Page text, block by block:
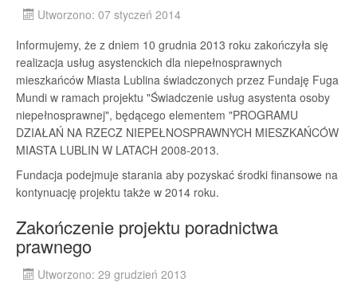
Utworzono: 07 styczeń 2014
Informujemy, że z dniem 10 grudnia 2013 roku zakończyła się
realizacja usług asystenckich dla niepełnosprawnych
mieszkańców Miasta Lublina świadczonych przez Fundaję Fuga
Mundi w ramach projektu "Świadczenie usług asystenta osoby
niepełnosprawnej", będącego elementem "PROGRAMU
DZIAŁAŃ NA RZECZ NIEPEŁNOSPRAWNYCH MIESZKAŃCÓW
MIASTA LUBLIN W LATACH 2008-2013.
Fundacja podejmuje starania aby pozyskać środki finansowe na
kontynuację projektu także w 2014 roku.
Zakończenie projektu poradnictwa
prawnego
Utworzono: 29 grudzień 2013